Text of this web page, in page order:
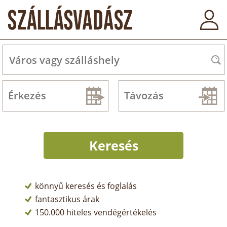
könnyű keresés és foglalás
fantasztikus árak
150.000 hiteles vendégértékelés